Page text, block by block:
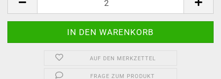
AUF DEN MERKZETTEL
FRAGE ZUM PRODUKT